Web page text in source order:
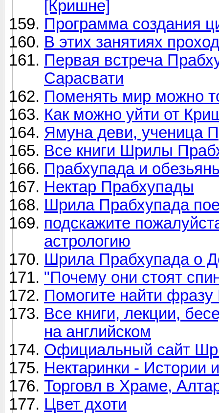
[Кришне]
Программа создания
В этих занятиях
Первая встреча
Сарасвати
Поменять мир можно
Как можно уйти от
Ямуна деви, ученица
Все книги Шрилы
Прабхупада и
Нектар Прабхупады
Шрила Прабхупада
подскажите
астрологию
Шрила Прабхупада о
"Почему они стоят
Помогите найти
Все книги, лекции,
на английском
Официальный сайт
Нектаринки -
Торговл в Храме,
Цвет дхоти